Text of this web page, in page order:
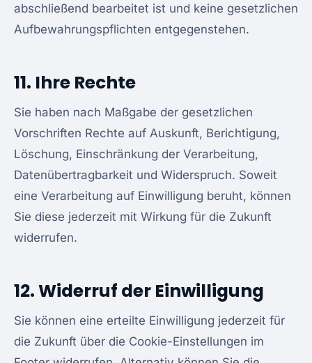
abschließend bearbeitet ist und keine gesetzlichen
Aufbewahrungspflichten entgegenstehen.
11. Ihre Rechte
Sie haben nach Maßgabe der gesetzlichen
Vorschriften Rechte auf Auskunft, Berichtigung,
Löschung, Einschränkung der Verarbeitung,
Datenübertragbarkeit und Widerspruch. Soweit
eine Verarbeitung auf Einwilligung beruht, können
Sie diese jederzeit mit Wirkung für die Zukunft
widerrufen.
12. Widerruf der Einwilligung
Sie können eine erteilte Einwilligung jederzeit für
die Zukunft über die Cookie-Einstellungen im